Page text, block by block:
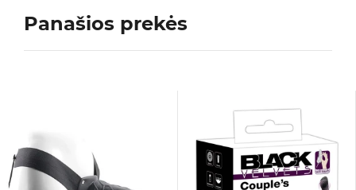
Panašios prekės